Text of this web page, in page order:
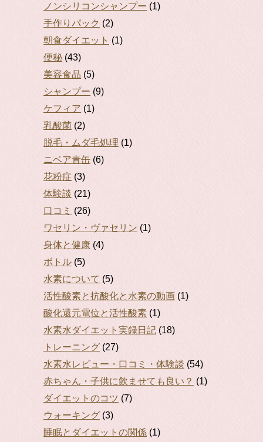
ノンシリコンシャンプー (1)
手作りパック (2)
朝食ダイエット (1)
便秘 (43)
美容食品 (5)
シャンプー (9)
ケフィア (1)
乳酸菌 (2)
脱毛・ムダ毛処理 (1)
ニベア青缶 (6)
花粉症 (3)
体験談 (21)
口コミ (26)
ワセリン・ヴァセリン (1)
身体と健康 (4)
ボトル (5)
水素について (5)
活性酸素と抗酸化と水素の動画 (1)
酸化還元電位と活性酸素 (1)
水素水ダイエット実録日記 (18)
トレーニング (27)
水素水レビュー・口コミ・体験談 (54)
赤ちゃん・子供に飲ませても良い？ (1)
ダイエットのコツ (7)
ウォーキング (3)
睡眠とダイエットの関係 (1)